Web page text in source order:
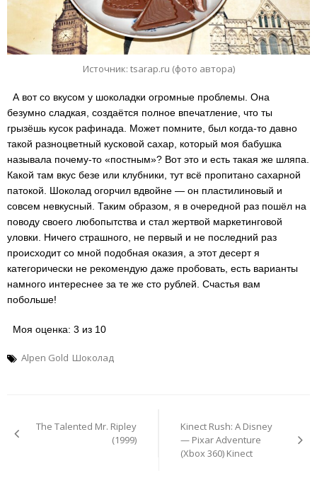
Источник: tsarap.ru (фото автора)
А вот со вкусом у шоколадки огромные проблемы. Она
безумно сладкая, создаётся полное впечатление, что ты
грызёшь кусок рафинада. Может помните, был когда-то давно
такой разноцветный кусковой сахар, который моя бабушка
называла почему-то «постным»? Вот это и есть такая же шляпа.
Какой там вкус безе или клубники, тут всё пропитано сахарной
патокой. Шоколад огорчил вдвойне — он пластилиновый и
совсем невкусный. Таким образом, я в очередной раз пошёл на
поводу своего любопытства и стал жертвой маркетинговой
уловки. Ничего страшного, не первый и не последний раз
происходит со мной подобная оказия, а этот десерт я
категорически не рекомендую даже пробовать, есть варианты
намного интереснее за те же сто рублей. Счастья вам
побольше!
Моя оценка: 3 из 10
Alpen Gold Шоколад
записям
The Talented Mr. Ripley
(1999)
Kinect Rush: A Disney
— Pixar Adventure
(Xbox 360) Kinect